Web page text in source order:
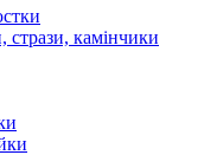
камінчики